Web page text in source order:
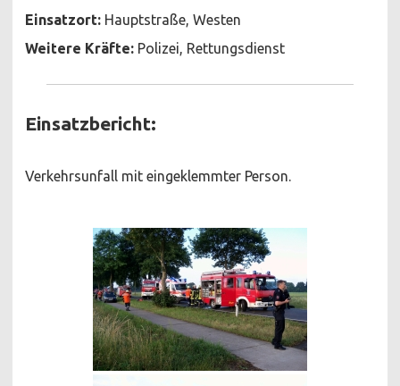
Einsatzort: Hauptstraße, Westen
Weitere Kräfte: Polizei, Rettungsdienst
Einsatzbericht:
Verkehrsunfall mit eingeklemmter Person.